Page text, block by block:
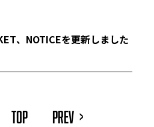
、NOTICEを更新しました
TOP PREV >